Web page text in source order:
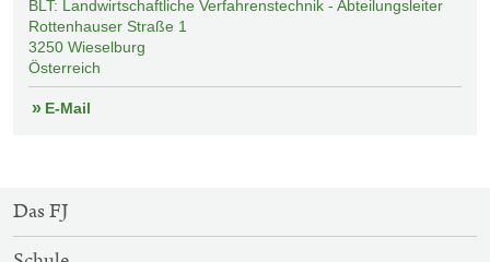
BLT: Landwirtschaftliche Verfahrenstechnik - Abteilungsleiter
Rottenhauser Straße 1
3250 Wieselburg
Österreich
E-Mail
SITEMAP-
NAVIGATION
Das FJ